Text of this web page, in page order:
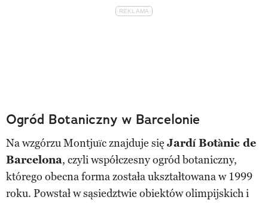
Ogród Botaniczny w Barcelonie
Na wzgórzu Montjuïc znajduje się Jardí Botànic de
Barcelona, czyli współczesny ogród botaniczny,
którego obecna forma została ukształtowana w 1999
roku. Powstał w sąsiedztwie obiektów olimpijskich i